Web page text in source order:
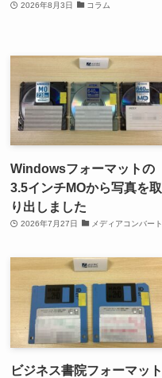
2026年8月3日 コラム
Windowsフォーマットの
3.5インチMOから写真を取
り出しました
2026年7月27日 メディアコンバート
ビジネス書院フォーマット